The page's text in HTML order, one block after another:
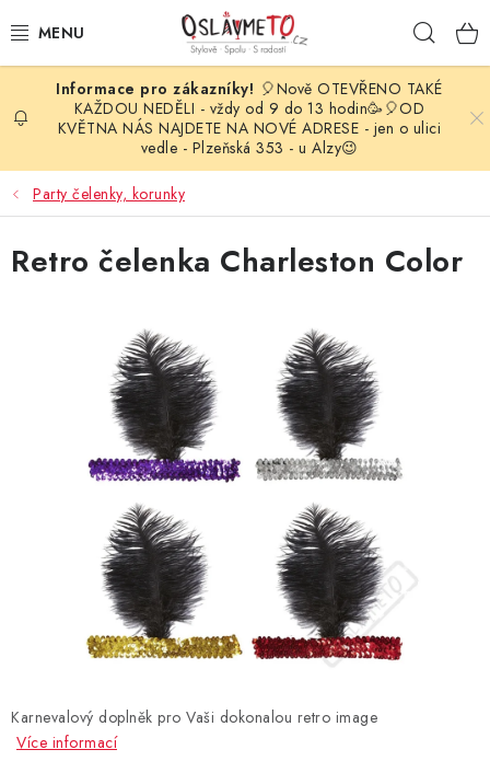
na
OSLAVA NAROZENIN
STYLOVÁ PARTY
DEKORACE A VÝZDOBA
BALÓNKY
PARTY STOLOVÁNÍ
SVATEBNÍ DOPLŇKY
BARVY NA OBLIČEJ A VLASY
BLAHOPŘÁNÍ
BUBLIFUKY
DORTOVÉ SVÍČKY A OZDOBY
DÁRKOVÉ TAŠKY A SÁČKY
🎈Nově OTEVŘENO TAKÉ
KAŽDOU NEDĚLI - vždy od 9 do 13 hodin🥳🎈OD
KVĚTNA NÁS NAJDETE NA NOVÉ ADRESE - jen o ulici
vedle - Plzeňská 353 - u Alzy😉
Party čelenky, korunky
Karnevalový doplněk pro Vaši dokonalou retro image
Více informací
Retro čelenka Charleston Color